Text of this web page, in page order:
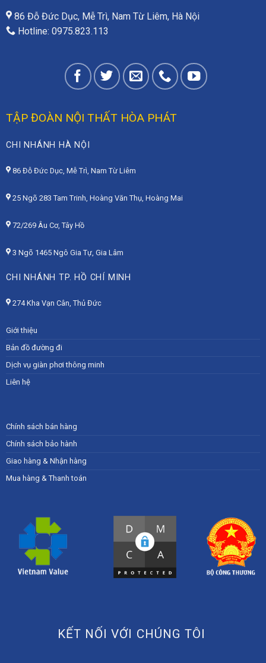
86 Đỗ Đức Dục, Mễ Trì, Nam Từ Liêm, Hà Nội
Hotline: 0975.823.113
TẬP ĐOÀN NỘI THẤT HÒA PHÁT
CHI NHÁNH HÀ NỘI
86 Đỗ Đức Dục, Mễ Trì, Nam Từ Liêm
25 Ngõ 283 Tam Trinh, Hoàng Văn Thụ, Hoàng Mai
72/269 Âu Cơ, Tây Hồ
3 Ngõ 1465 Ngô Gia Tự, Gia Lâm
CHI NHÁNH TP. HỒ CHÍ MINH
274 Kha Vạn Cân, Thủ Đức
Giới thiệu
Bản đồ đường đi
Dịch vụ giàn phơi thông minh
Liên hệ
Chính sách bán hàng
Chính sách bảo hành
Giao hàng & Nhận hàng
Mua hàng & Thanh toán
KẾT NỐI VỚI CHÚNG TÔI